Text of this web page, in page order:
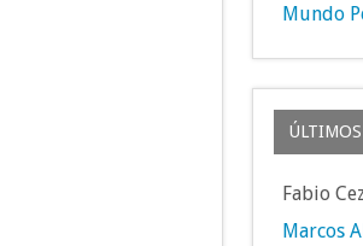
Mundo
Fabio
Marcos